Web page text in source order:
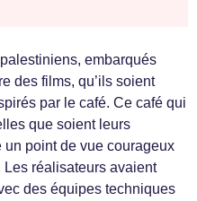
embarqués
des films, qu’ils soient
par le café. Ce café qui
que soient leurs
point de vue courageux
réalisateurs avaient
des équipes techniques